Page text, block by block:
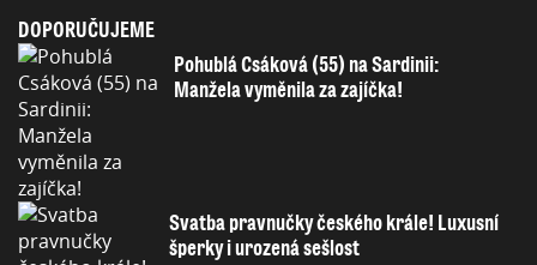
DOPORUČUJEME
Pohublá Csáková (55) na Sardinii:
Manžela vyměnila za zajíčka!
Svatba pravnučky českého krále! Luxusní
šperky i urozená sešlost